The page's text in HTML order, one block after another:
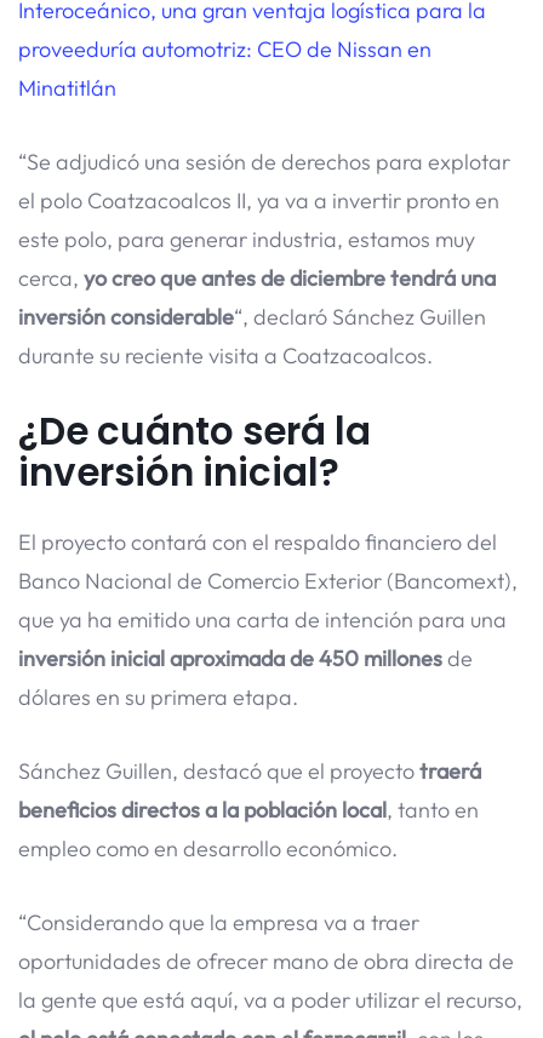
Interoceánico, una gran ventaja logística para la
proveeduría automotriz: CEO de Nissan en
Minatitlán
“Se adjudicó una sesión de derechos para explotar
el polo Coatzacoalcos II, ya va a invertir pronto en
este polo, para generar industria, estamos muy
cerca, yo creo que antes de diciembre tendrá una
inversión considerable“, declaró Sánchez Guillen
durante su reciente visita a Coatzacoalcos.
¿De cuánto será la
inversión inicial?
El proyecto contará con el respaldo financiero del
Banco Nacional de Comercio Exterior (Bancomext),
que ya ha emitido una carta de intención para una
inversión inicial aproximada de 450 millonesde
dólares en su primera etapa.
Sánchez Guillen, destacó que el proyectotraerá
beneficios directos a la población local, tanto en
empleo como en desarrollo económico.
“Considerando que la empresa va a traer
oportunidades de ofrecer mano de obra directa de
la gente que está aquí, va a poder utilizar el recurso,